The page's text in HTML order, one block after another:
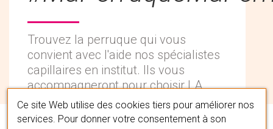
Trouvez la perruque qui vous
convient avec l'aide nos spécialistes
capillaires en institut. Ils vous
accompagneront pour choisir LA
chevelure qui vous correspond en la
personnalisant à votre image.
Ce site Web utilise des cookies tiers pour améliorer nos
services. Pour donner votre consentement à son